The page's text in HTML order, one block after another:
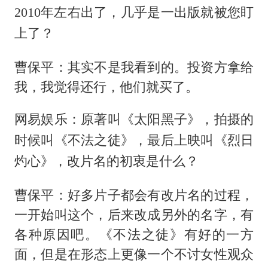
2010年左右出了，几乎是一出版就被您盯
上了？
曹保平：其实不是我看到的。投资方拿给
我，我觉得还行，他们就买了。
网易娱乐：原著叫《太阳黑子》，拍摄的
时候叫《不法之徒》，最后上映叫《烈日
灼心》，改片名的初衷是什么？
曹保平：好多片子都会有改片名的过程，
一开始叫这个，后来改成另外的名字，有
各种原因吧。《不法之徒》有好的一方
面，但是在形态上更像一个不讨女性观众